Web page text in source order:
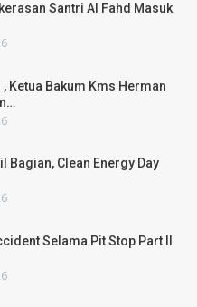
Santri Al Fahd Masuk
, Ketua Bakum Kms Herman
Bagian, Clean Energy Day
Selama Pit Stop Part II